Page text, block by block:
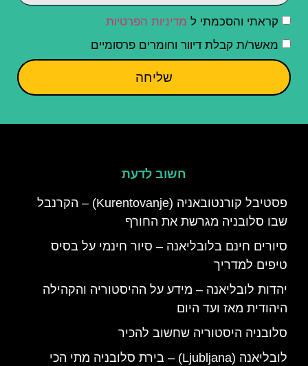
קראתי והסכמתי ל מדיניות הפרטיות
מאשר/ת קבלת דיוור וחומרים פרסומיים
שליחה
חשוב לדעת
פסטיבל קורנטובאניה (Kurentovanje) – הקרנבל
שבו סלובניה מגרשת את החורף
סיורים חינם בלובליאנה – סיור חינמי על בסיס
טיפים למדריך
יהדות לובליאנה – מידע על ההיסטוריה והקהילה
היהודית מאז ועד היום
סלובניה היסטוריה שחשוב להכיר
לובליאנה (Ljubljana) – בירת סלובניה מתי הכי